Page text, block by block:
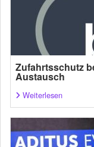
Zufahrtsschutz
Austausch
Weiterlesen